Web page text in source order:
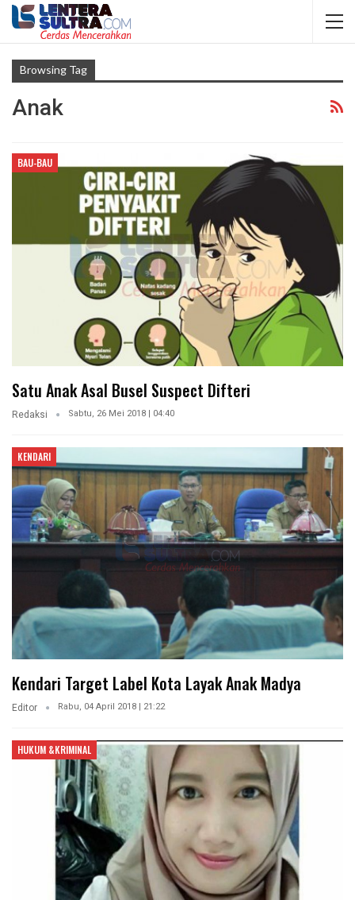
Browsing Tag
Anak
BAU-BAU
Satu Anak Asal Busel Suspect Difteri
Redaksi Sabtu, 26 Mei 2018 | 04:40
KENDARI
Kendari Target Label Kota Layak Anak Madya
Editor Rabu, 04 April 2018 | 21:22
HUKUM &KRIMINAL